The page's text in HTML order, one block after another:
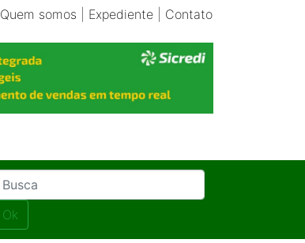
Quem somos Expediente| Contato
Ok